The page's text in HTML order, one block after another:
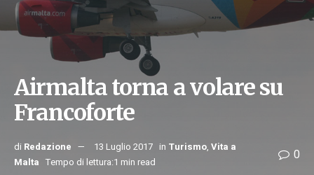
Airmalta torna a volare su
Francoforte
di Redazione 13 Luglio 2017 in Turismo, Vita a
Malta Tempo di lettura:1 min read 0